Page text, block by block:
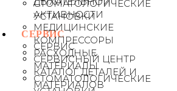
СТОМАТОЛОГИЧЕСКИЕ
УСТАНОВКИ
СЕРВИС
СЕРВИС
СЕРВИСНЫЙ ЦЕНТР
КАТАЛОГ ДЕТАЛЕЙ И
МАТЕРИАЛОВ
АКТИВНОСТИ
МЕДИЦИНСКИЕ
КОМПРЕССОРЫ
РАСХОДНЫЕ
МАТЕРИАЛЫ
СТОМАТОЛОГИЧЕСКИЕ